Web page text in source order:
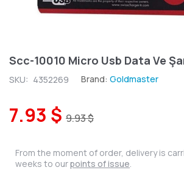
Scc-10010 Micro Usb Data Ve
SKU: 4352269 Brand: Goldmaster
7.93 $ 9.93 $
From the moment of order, delivery is
weeks to ourpoints of issue.